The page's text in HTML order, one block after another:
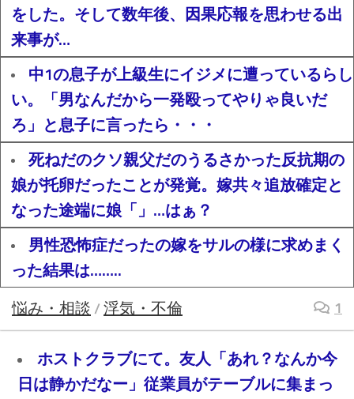
をした。そして数年後、因果応報を思わせる出
来事が…
中1の息子が上級生にイジメに遭っているらし
い。「男なんだから一発殴ってやりゃ良いだ
ろ」と息子に言ったら・・・
死ねだのクソ親父だのうるさかった反抗期の
娘が托卵だったことが発覚。嫁共々追放確定と
なった途端に娘「」…はぁ？
男性恐怖症だったの嫁をサルの様に求めまく
った結果は……..
悩み・相談 / 浮気・不倫 1
ホストクラブにて。友人「あれ？なんか今
日は静かだなー」従業員がテーブルに集まっ